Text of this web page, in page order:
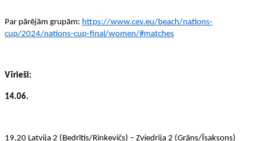
Par pārējām grupām: https://www.cev.eu/beach/nations-
cup/2024/nations-cup-final/women/#matches
Vīrieši:
14.06.
19.20 Latvija 2 (Bedrītis/Rinkevičs) – Zviedrija 2 (Grāns/Īsaksons)